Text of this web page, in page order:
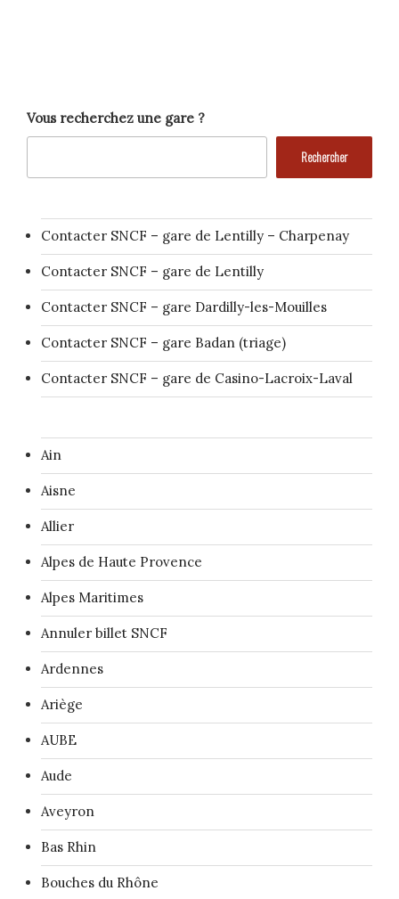
Vous recherchez une gare ?
Rechercher
Contacter SNCF – gare de Lentilly – Charpenay
Contacter SNCF – gare de Lentilly
Contacter SNCF – gare Dardilly-les-Mouilles
Contacter SNCF – gare Badan (triage)
Contacter SNCF – gare de Casino-Lacroix-Laval
Ain
Aisne
Allier
Alpes de Haute Provence
Alpes Maritimes
Annuler billet SNCF
Ardennes
Ariège
AUBE
Aude
Aveyron
Bas Rhin
Bouches du Rhône